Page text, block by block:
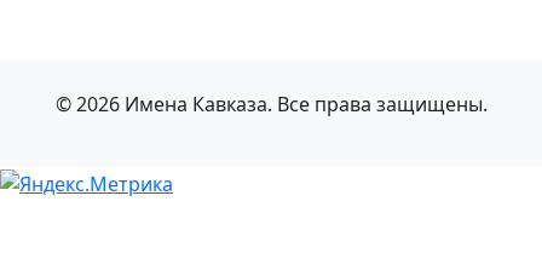
© 2026 Имена Кавказа. Все права защищены.